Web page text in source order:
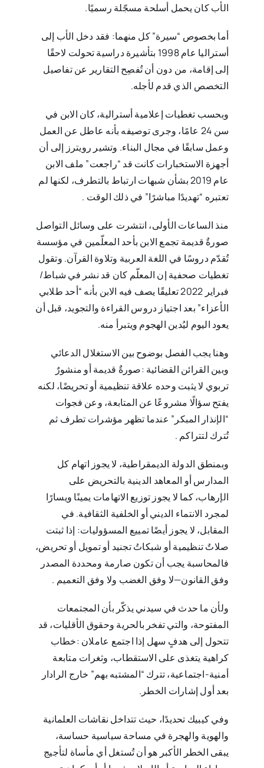
الأب كان يحمل أسلحة ‏مسجّلة رسميًا.‏‎
أما بخصوص “سيرة” كل منهما: فقد دخل الأب إلى
أستراليا عام 1998 بتأشيرة دراسية تحولت لاحقًا
إلى إقامة، من دون أن ‏تُفصِح التقارير عن تفاصيل
التخصص الذي قدم لأجله‎.
وبحسب تغطيات إعلامية أسترالية، كان الابن في
سن 24 عامًا، وجرى توصيفه بأنه عاطل عن العمل
وعمل سابقًا في مجال ‏البناء.‏‎ ‎وتشير رويترز إلى أن
أجهزة الاستخبارات كانت قد “راجعت” ملف الابن
عام 2019 بشأن شبهات ارتباط بالتطرف، ‏لكنها لم
تعتبره “تهديدًا مباشرًا” في ذلك الوقت‎. ‎
منذ الساعات الأولى، انتشرت على وسائل التواصل
صورةٌ قديمة تجمع الابن بأحد المعلّمين في مؤسسة
تُقدّم دروسًا في اللغة ‏العربية وتلاوة القرآن. وتقول
تغطيات صحفية إن المعلّم كان قد نشر في شباط/
فبراير 2022 تعليقًا يصف فيه الابن بأنه “أحد ‏طلابي
الأعزاء” بعد اجتياز دروس القراءة والتجويد، قبل أن
يعود اليوم ليُدين الهجوم ويتبرأ منه‎.
وهنا يجب الفصل بوضوح بين الاستغلال الدعائي
وبين القرائن القضائية‎: ‎صورةٌ قديمة أو منشورٌ
تربوي لا يثبت وحده علاقة ‏تنظيمية أو تحريضًا، لكنه
يفتح سؤالًا مشروعًا عن المتابعة، وعن فجوات
“الإنذار المبكر” عندما تظهر مؤشرات تطرف ثم
تُترك ‏لتتراكم‎. ‎
وبمنطق الدولة الديمقراطية، لا يجوز اتهام كل
المدارس أو المعاهد الدينية بالتحريض على
الإرهاب، كما لا يجوز توزيع ‏الاتهامات يمينًا ويسارًا
لمجرد الانتماء الديني أو الخلفية الثقافية. في
المقابل، لا يجوز أيضًا تمييع المسؤوليات: إذا ثبتت
صلاتٌ ‏تنظيمية أو شبكاتُ تجنيد أو تمويل أو تحريض،
فالمحاسبة يجب أن تكون صارمة ومحددة المصدر
وفق القانون—لا وفق ‏الغضب ولا وفق التعميم‎. ‎
ولأن ما حدث في سيدني يذكّر بأن المجتمعات
المفتوحة، والتي تفخر بالحرية وحقوق الأقليات، قد
تتحول إلى هدفٍ سهل إذا اجتمع ‏عاملان‎: ‎خطاب
كراهية يتغذى على الاستقطاب، وثغرات متابعة
أمنية-اجتماعية، تترك “المشتبه بهم” خارج الرادار
بعد أول ‏إشارات الخطر‎.
وفي كيبيك تحديدًا، حيث تتداخل نقاشات العلمانية
والهوية والهجرة في مساحة سياسية حساسة،
يبقى الخطر الأكبر هو أن تُستغل ‏أي مأساة لتأجيج